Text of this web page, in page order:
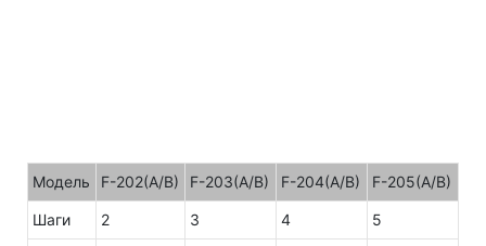
Модель F-202(A/B) F-203(A/B) F-204(A/B) F-205(A/B)
Шаги 2 3 4 5